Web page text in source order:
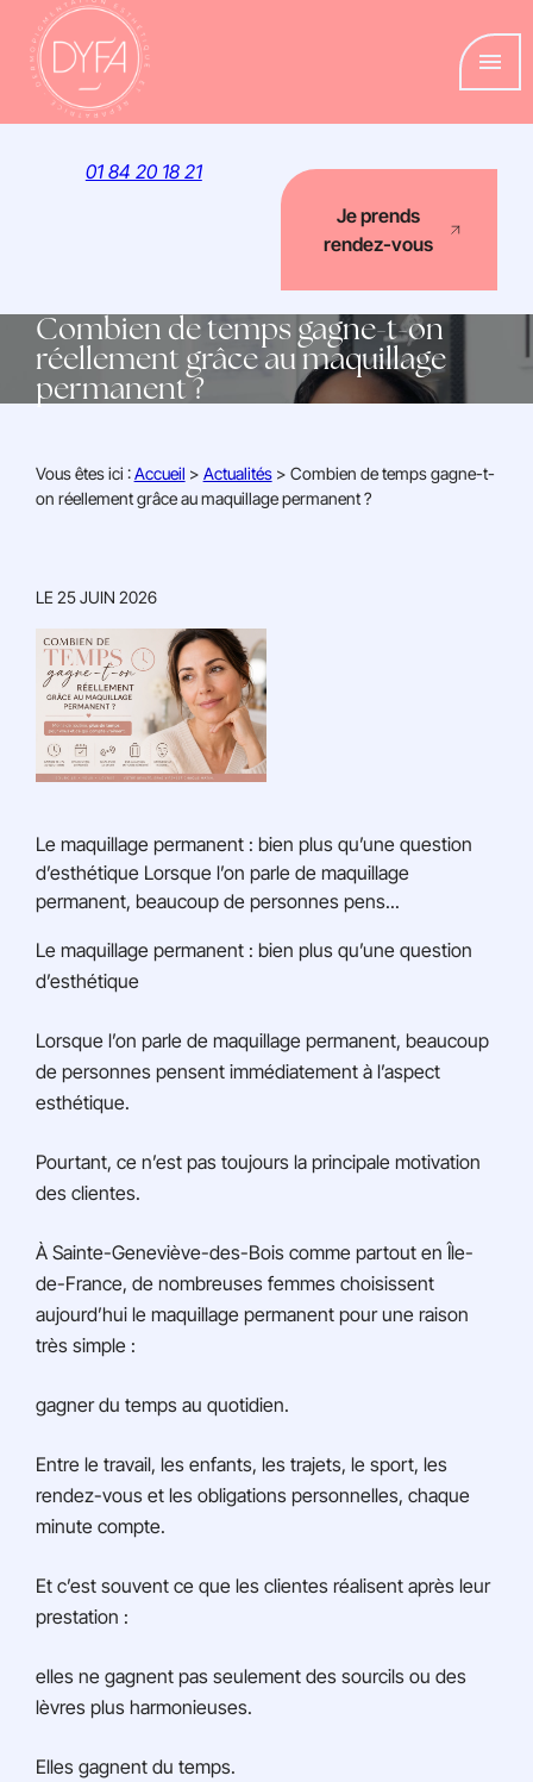
menu
01 84 20 18 21
Je prends
rendez-vous
Combien de temps gagne-t-on
réellement grâce au maquillage
permanent ?
Vous êtes ici :Accueil > Actualités> Combien de temps gagne-t-
on réellement grâce au maquillage permanent ?
LE 25 JUIN 2026
Le maquillage permanent : bien plus qu’une question
d’esthétique Lorsque l’on parle de maquillage
permanent, beaucoup de personnes pens...
Le maquillage permanent : bien plus qu’une question
d’esthétique
Lorsque l’on parle de maquillage permanent, beaucoup
de personnes pensent immédiatement à l’aspect
esthétique.
Pourtant, ce n’est pas toujours la principale motivation
des clientes.
À Sainte-Geneviève-des-Bois comme partout en Île-
de-France, de nombreuses femmes choisissent
aujourd’hui le maquillage permanent pour une raison
très simple :
gagner du temps au quotidien.
Entre le travail, les enfants, les trajets, le sport, les
rendez-vous et les obligations personnelles, chaque
minute compte.
Et c’est souvent ce que les clientes réalisent après leur
prestation :
elles ne gagnent pas seulement des sourcils ou des
lèvres plus harmonieuses.
Elles gagnent du temps.
Panneau de gestion des cookies